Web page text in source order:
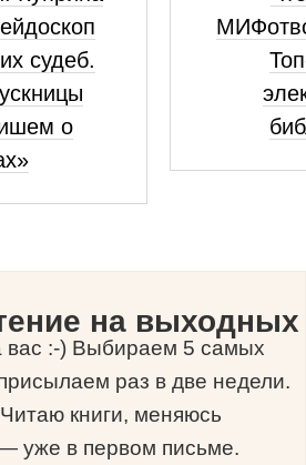
судеб.
о
на выходных
вас :-) Выбираем 5 самых
раз в две недели.
книги, меняюсь
уже в первом письме.